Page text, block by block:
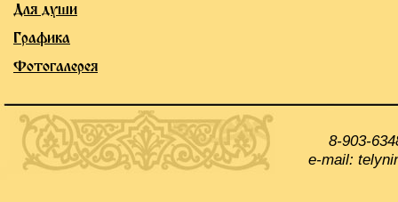
Для души
Графика
Фотогалерея
8-903-
e-mail: